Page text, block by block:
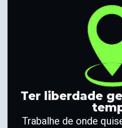
Ter liberdade
Trabalhe de onde